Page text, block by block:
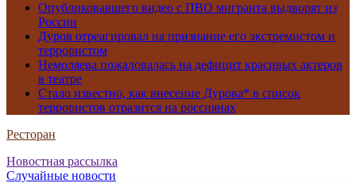
Опубликовавшего видео с ПВО мигранта выдворят из
России
Дуров отреагировал на признание его экстремистом и
террористом
Немоляева пожаловалась на дефицит красивых актеров
в театре
Стало известно, как внесение Дурова* в список
террористов отразится на россиянах
Ресторан
Новостная рассылка
Случайные новости